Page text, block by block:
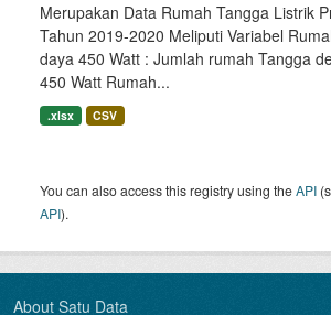
Merupakan Data Rumah Tangga Listrik
Tahun 2019-2020 Meliputi Variabel
daya 450 Watt : Jumlah rumah Tangga
450 Watt Rumah...
.xlsx CSV
You can also access this registry using theAPI
API).
About Satu Data